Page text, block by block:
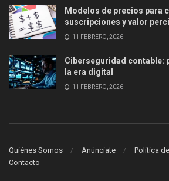
Modelos de precios para
suscripciones y valor
11 FEBRERO, 2026
Ciberseguridad contable:
la era digital
11 FEBRERO, 2026
Quiénes Somos Anúnciate
Política
Contacto